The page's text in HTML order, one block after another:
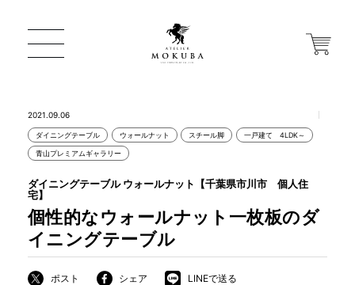
一枚板 ATELIER MOKUBA HOME
2021.09.06
ダイニングテーブル ウォールナット スチール脚 一戸建て 4LDK～
青山プレミアムギャラリー
個性的なウォールナット一枚板のダ
イニングテーブル
ダイニングテーブル ウォールナット【千葉県市川市 個人住
宅】
ポスト シェア LINEで送る